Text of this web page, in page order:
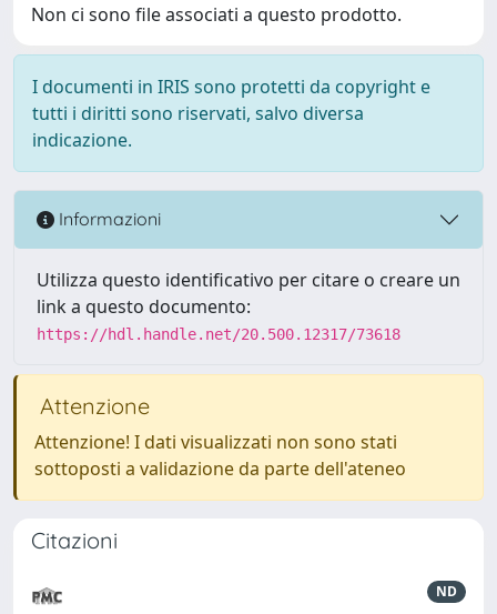
Non ci sono file associati a questo prodotto.
I documenti in IRIS sono protetti da copyright e
tutti i diritti sono riservati, salvo diversa
indicazione.
Informazioni
Utilizza questo identificativo per citare o creare un
link a questo documento:
https://hdl.handle.net/20.500.12317/73618
Attenzione
Attenzione! I dati visualizzati non sono stati
sottoposti a validazione da parte dell'ateneo
Citazioni
ND